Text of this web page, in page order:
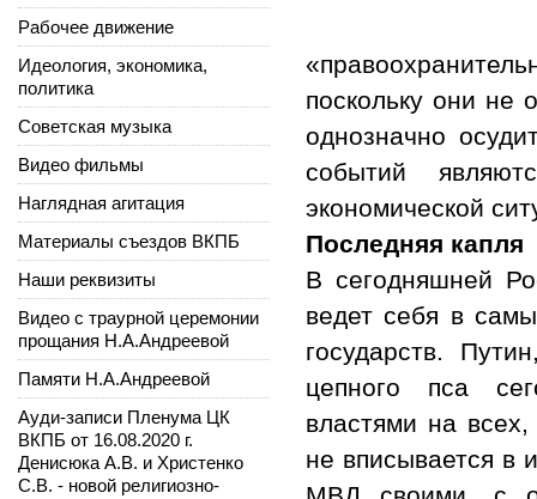
поскольку они не
однозначно
событий
экономической
Последняя капля
В сегодняшней
ведет себя в
государств.
цепного пса
властями на
не вписывается в
Рабочее движение
Идеология, экономика,
политика
Советская музыка
Видео фильмы
Наглядная агитация
Материалы съездов ВКПБ
Наши реквизиты
Видео с траурной церемонии
прощания Н.А.Андреевой
Памяти Н.А.Андреевой
Ауди-записи Пленума ЦК
ВКПБ от 16.08.2020 г.
Денисюка А.В. и Христенко
С.В. - новой религиозно-